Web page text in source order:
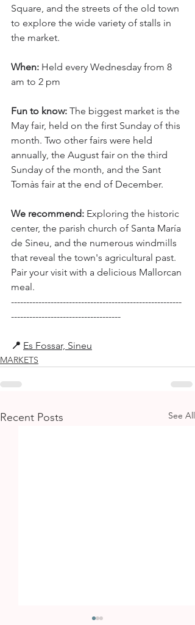
Square, and the streets of the old town
to explore the wide variety of stalls in
the market.
When: Held every Wednesday from 8
am to 2 pm
Fun to know: The biggest market is the
May fair, held on the first Sunday of this
month. Two other fairs were held
annually, the August fair on the third
Sunday of the month, and the Sant
Tomàs fair at the end of December.
We recommend: Exploring the historic
center, the parish church of Santa María
de Sineu, and the numerous windmills
that reveal the town's agricultural past.
Pair your visit with a delicious Mallorcan
meal.
--------------------------------------------------------
------------------------------------
📍 Es Fossar, Sineu
MARKETS
Recent Posts See All